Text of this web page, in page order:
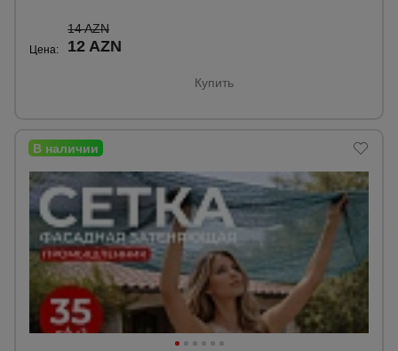
Цена:
14 AZN
12 AZN
Купить